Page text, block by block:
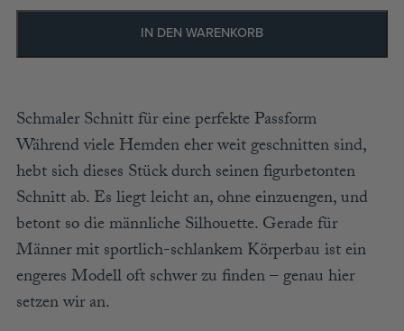
ACCESSOIRES
MÜTZEN
STAMMHAUS
TEAM
KOOPERATIONEN
HÄNDLER
LOOKBOOK
Schmaler Schnitt für eine perfekte Passform
Während viele Hemden eher weit geschnitten sind,
hebt sich dieses Stück durch seinen figurbetonten
Schnitt ab. Es liegt leicht an, ohne einzuengen, und
betont so die männliche Silhouette. Gerade für
Männer mit sportlich-schlankem Körperbau ist ein
engeres Modell oft schwer zu finden – genau hier
setzen wir an.
IN DEN WARENKORB